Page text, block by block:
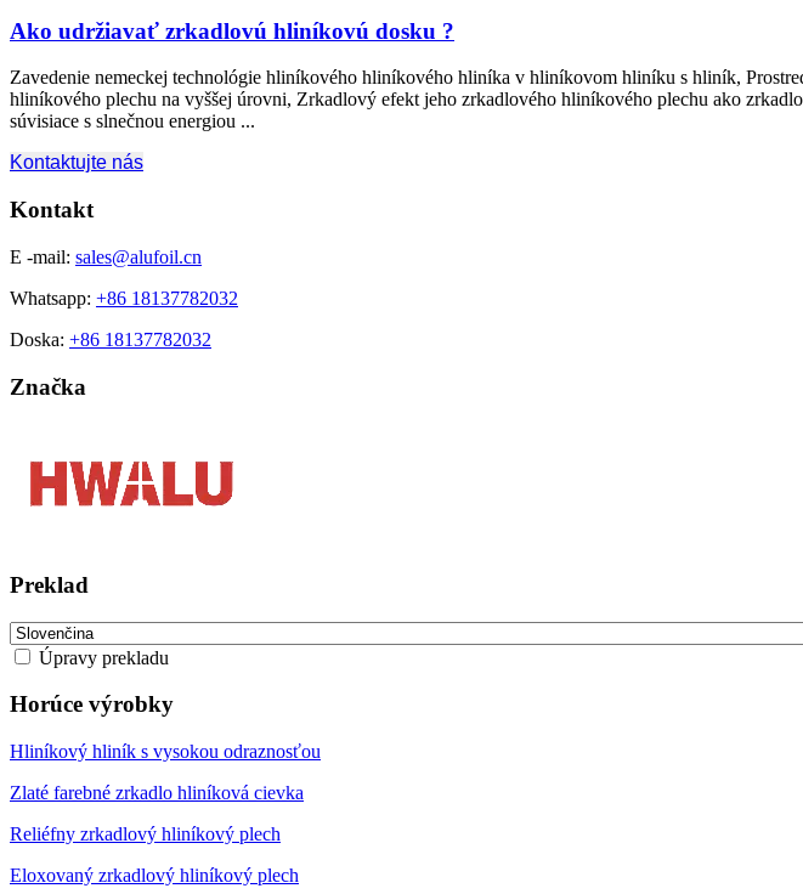
Ako udržiavať zrkadlovú hliníkovú dosku ?
Zavedenie nemeckej technológie hliníkového hliníkového hliníka v hliníkovom hliníku s hliník,
hliníkového plechu na vyššej úrovni, Zrkadlový efekt jeho zrkadlového hliníkového plechu ako
súvisiace s slnečnou energiou ...
Kontaktujte nás
Kontakt
E -mail: sales@alufoil.cn
Whatsapp: +86 18137782032
Doska: +86 18137782032
Značka
Preklad
Úpravy prekladu
Horúce výrobky
Hliníkový hliník s vysokou odraznosťou
Zlaté farebné zrkadlo hliníková cievka
Reliéfny zrkadlový hliníkový plech
Eloxovaný zrkadlový hliníkový plech